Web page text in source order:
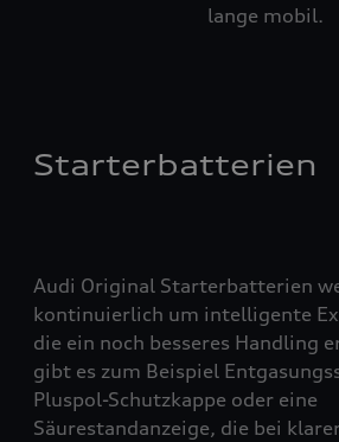
lange mobil.
Starterbatterien
Audi Original Starterbatterien
kontinuierlich um intelligente
die ein noch besseres Handling
gibt es zum Beispiel
Pluspol-Schutzkappe oder eine
Säurestandanzeige, die bei